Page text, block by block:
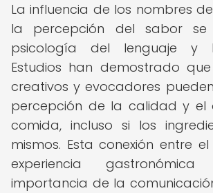
La influencia de los nombres
la percepción del sabor
psicología del lenguaje y
Estudios han demostrado
creativos y evocadores
percepción de la calidad y el
comida, incluso si los
mismos. Esta conexión entre
experiencia
importancia de la